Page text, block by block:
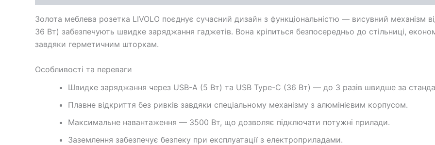
Золота меблева розетка LIVOLO поєднує сучасний дизайн з функціональністю — висувний механізм
36 Вт) забезпечують швидке заряджання гаджетів. Вона кріпиться безпосередньо до стільниці,
завдяки герметичним шторкам.
Особливості та переваги
Швидке заряджання через USB-A (5 Вт) та USB Type-C (36 Вт) — до 3 разів швидше за
Плавне відкриття без ривків завдяки спеціальному механізму з алюмінієвим корпусом.
Максимальне навантаження — 3500 Вт, що дозволяє підключати потужні прилади.
Заземлення забезпечує безпеку при експлуатації з електроприладами.